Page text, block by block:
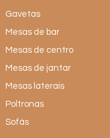
Gavetas
Mesas de bar
Mesas de centro
Mesas de jantar
Mesas laterais
Poltronas
Sofás